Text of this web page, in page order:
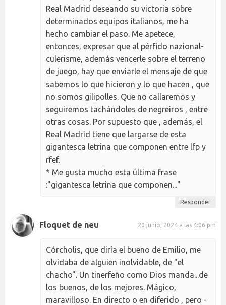
Real Madrid deseando su victoria sobre
determinados equipos italianos, me ha
hecho cambiar el paso. Me apetece,
entonces, expresar que al pérfido nazional-
culerisme, además vencerle sobre el terreno
de juego, hay que enviarle el mensaje de que
sabemos lo que hicieron y lo que hacen , que
no somos gilipolles. Que no callaremos y
seguiremos tachándoles de negreiros , entre
otras cosas. Por supuesto que , además, el
Real Madrid tiene que largarse de esta
gigantesca letrina que componen entre lfp y
rfef.
* Me gusta mucho esta última frase
:"gigantesca letrina que componen..."
Responder
Floquet de neu 20 junio, 2024 a las 4:06 pm
Córcholis, que diría el bueno de Emilio, me
olvidaba de alguien inolvidable, de "el
chacho". Un tinerfeño como Dios manda...de
los buenos, de los mejores. Mágico,
maravilloso. En directo o en diferido , pero -